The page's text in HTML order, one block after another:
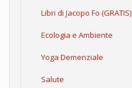
Libri di Jacopo Fo (GRATIS)
Ecologia e Ambiente
Yoga Demenziale
Salute